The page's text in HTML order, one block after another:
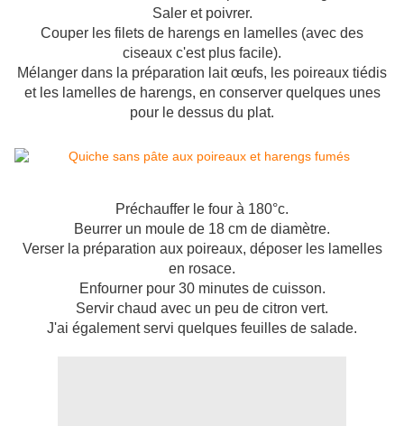
Saler et poivrer.
Couper les filets de harengs en lamelles (avec des
ciseaux c'est plus facile).
Mélanger dans la préparation lait œufs, les poireaux tiédis
et les lamelles de harengs, en conserver quelques unes
pour le dessus du plat.
Préchauffer le four à 180°c.
Beurrer un moule de 18 cm de diamètre.
Verser la préparation aux poireaux, déposer les lamelles
en rosace.
Enfourner pour 30 minutes de cuisson.
Servir chaud avec un peu de citron vert.
J'ai également servi quelques feuilles de salade.